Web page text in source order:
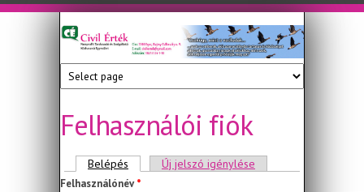
Ugrás a tartalomra
Civil
Érték
Nonprofit
Tanácsadó
és
Közhasznú
Felhasználói fiók
Elsődleges fülek
Belépés (aktív fül)Új jelszó igénylése
Felhasználónév*